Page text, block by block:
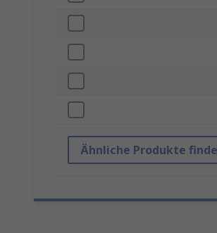
Ähnliche Produkte